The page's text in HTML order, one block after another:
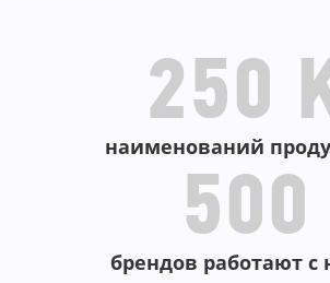
-56%
-250
наименований
500
брендов работают с